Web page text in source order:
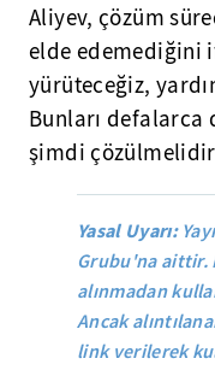
Aliyev, çözüm
elde edemediğini
yürüteceğiz,
Bunları defalarca
şimdi
Yasal Uyarı:
Grubu'na aittir.
alınmadan
Ancak
link verilerek